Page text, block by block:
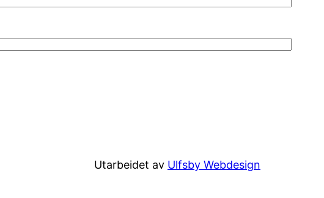
Utarbeidet av Ulfsby Webdesign